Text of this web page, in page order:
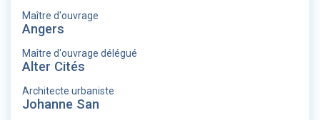
Maître d'ouvrage
Angers
Maître d'ouvrage délégué
Alter Cités
Architecte urbaniste
Johanne San